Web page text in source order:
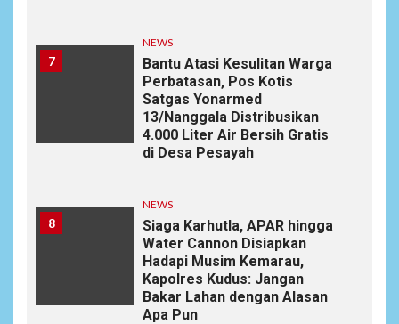
7
NEWS
Bantu Atasi Kesulitan Warga
Perbatasan, Pos Kotis
Satgas Yonarmed
13/Nanggala Distribusikan
4.000 Liter Air Bersih Gratis
di Desa Pesayah
8
NEWS
Siaga Karhutla, APAR hingga
Water Cannon Disiapkan
Hadapi Musim Kemarau,
Kapolres Kudus: Jangan
Bakar Lahan dengan Alasan
Apa Pun